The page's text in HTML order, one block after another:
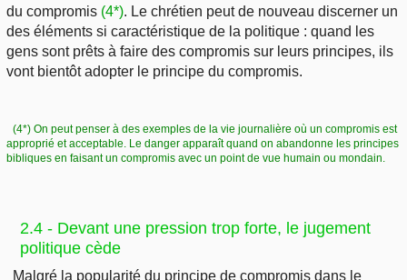
du compromis (4*). Le chrétien peut de nouveau discerner un
des éléments si caractéristique de la politique : quand les
gens sont prêts à faire des compromis sur leurs principes, ils
vont bientôt adopter le principe du compromis.
(4*) On peut penser à des exemples de la vie journalière où un compromis est
approprié et acceptable. Le danger apparaît quand on abandonne les principes
bibliques en faisant un compromis avec un point de vue humain ou mondain.
2.4 - Devant une pression trop forte, le jugement
politique cède
Malgré la popularité du principe de compromis dans le